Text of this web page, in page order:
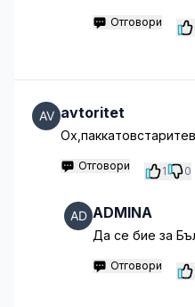
Отговори
avtoritet
Отговори 1 0
ADMINA
Да се бие за
Отговори